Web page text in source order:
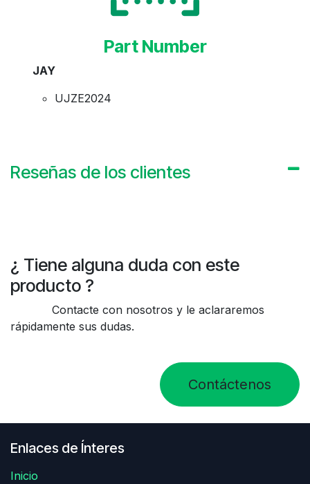
Part Number
JAY
UJZE2024
Reseñas de los clientes
¿ Tiene alguna duda con este
producto ?
Contacte con nosotros y le aclararemos
rápidamente sus dudas.
Contáctenos
Enlaces de Ínteres
Inicio